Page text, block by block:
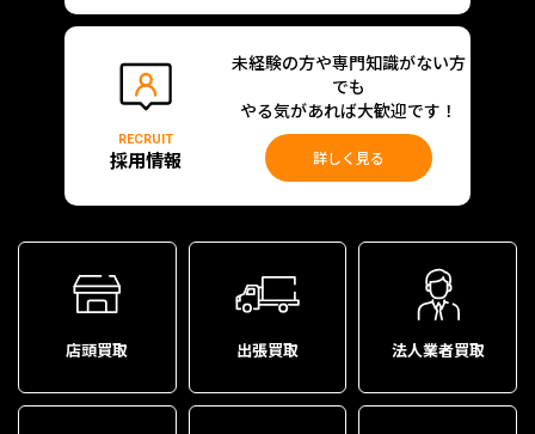
RECRUIT
採用情報
未経験の方や専門知識がない方
でも
やる気があれば大歓迎です！
詳しく見る
店頭買取 出張買取 法人業者買取